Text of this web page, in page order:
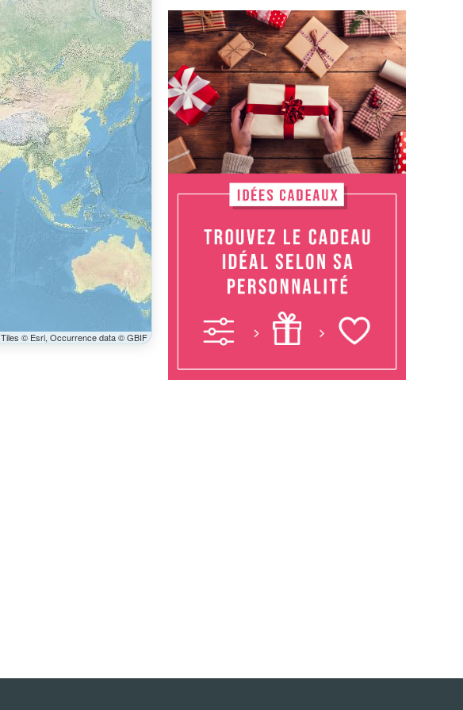
Tiles © Esri, Occurrence data © GBIF